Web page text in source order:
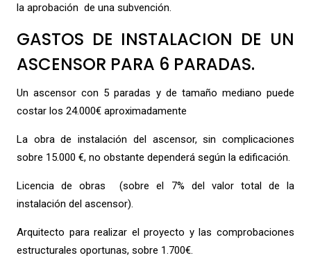
la aprobación de una subvención.
GASTOS DE INSTALACION DE UN
ASCENSOR PARA 6 PARADAS.
Un ascensor con 5 paradas y de tamaño mediano puede
costar los 24.000€ aproximadamente
La obra de instalación del ascensor, sin complicaciones
sobre 15.000 €, no obstante dependerá según la edificación.
Licencia de obras (sobre el 7% del valor total de la
instalación del ascensor).
Arquitecto para realizar el proyecto y las comprobaciones
estructurales oportunas, sobre 1.700€.